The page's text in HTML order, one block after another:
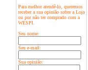
Para melhor atendê-lo, queremos
receber a sua opinião sobre a Loja
ou por não ter comprado com a
WESPI.
Seu nome:
Seu e-mail:
Sua opinião: